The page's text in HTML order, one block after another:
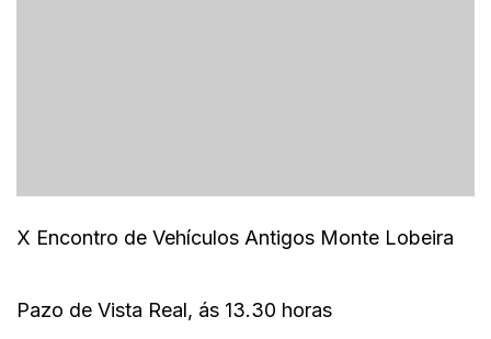
X Encontro de Vehículos Antigos Monte Lobeira
Pazo de Vista Real, ás 13.30 horas